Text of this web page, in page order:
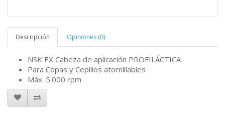
Descripción Opiniones (0)
NSK EX Cabeza de aplicación PROFILÁCTICA
Para Copas y Cepillos atornillables
Máx. 5.000 rpm